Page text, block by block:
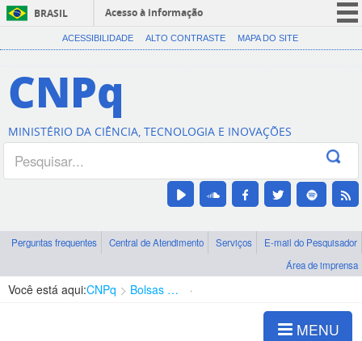
BRASIL
Acesso à informação
CORONAVÍRUS (COVID-19)
Canais
ACESSIBILIDADE ALTO CONTRASTE MAPA DO SITE
CNPq
MINISTÉRIO DA CIÊNCIA, TECNOLOGIA E INOVAÇÕES
Perguntas frequentes Central de Atendimento Serviços
E-mail do Pesquisador
Área de imprensa
Você está aqui:CNPq Bolsas e Auxílios Vigentes
MENU